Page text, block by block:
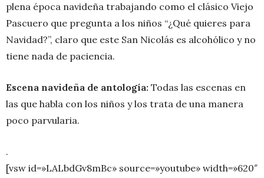
plena época navideña trabajando como el clásico Viejo
Pascuero que pregunta a los niños “¿Qué quieres para
Navidad?”, claro que este San Nicolás es alcohólico y no
tiene nada de paciencia.
Escena navideña de antología: Todas las escenas en
las que habla con los niños y los trata de una manera
poco parvularia.
.
[vsw id=»LALbdGv8mBc» source=»youtube» width=»620″